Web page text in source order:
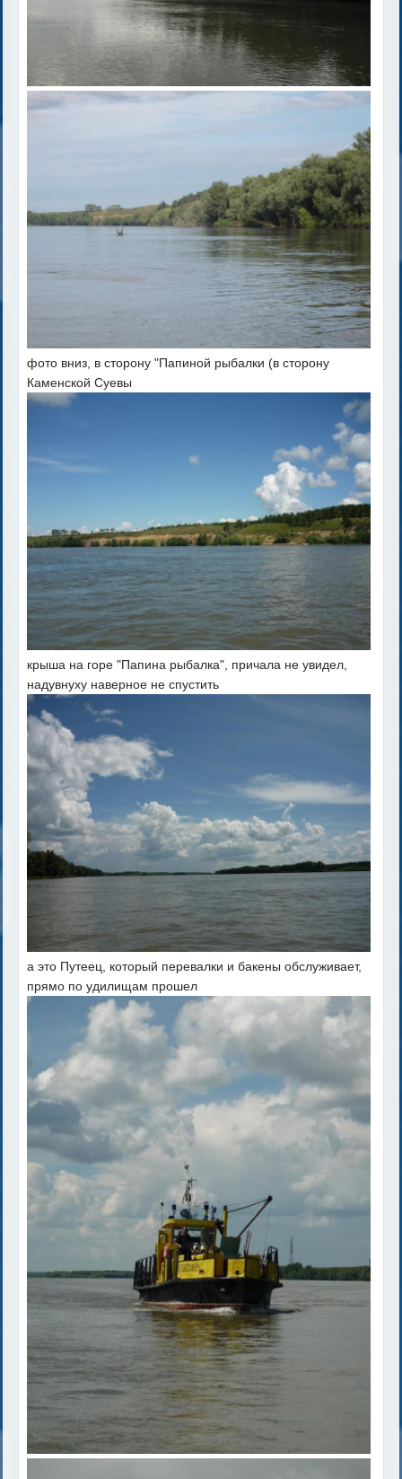
фото вниз, в сторону "Папиной рыбалки (в сторону
Каменской Суевы
крыша на горе "Папина рыбалка", причала не увидел,
надувнуху наверное не спустить
а это Путеец, который перевалки и бакены обслуживает,
прямо по удилищам прошел